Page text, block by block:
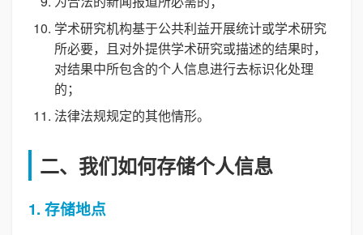
学术研究机构基于公共利益开展统计或学术研究
所必要，且对外提供学术研究或描述的结果时，
对结果中所包含的个人信息进行去标识化处理
的；
法律法规规定的其他情形。
二、我们如何存储个人信息
1. 存储地点